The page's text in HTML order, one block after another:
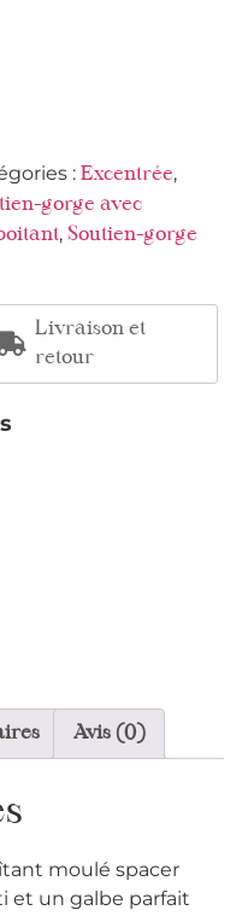
: Excentrée,
gorge avec
, Soutien-gorge
Livraison et
retour
Avis (0)
moulé spacer
et un galbe parfait